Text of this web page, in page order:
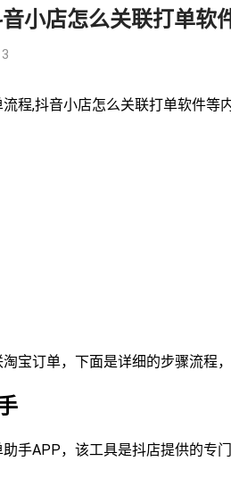
小店怎么关联打单软
程,抖音小店怎么关联打单软件等
宝订单，下面是详细的步骤流程，
手APP，该工具是抖店提供的专